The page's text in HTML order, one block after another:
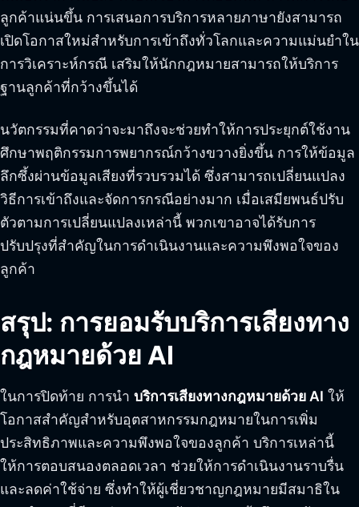
ลูกค้าแน่นขึ้น การเสนอการบริการหลายภาษายังสามารถ
เปิดโอกาสใหม่สำหรับการเข้าถึงทั่วโลกและความแม่นยำใน
การวิเคราะห์กรณี เสริมให้นักกฎหมายสามารถให้บริการ
ฐานลูกค้าที่กว้างขึ้นได้
นวัตกรรมที่คาดว่าจะมาถึงจะช่วยทำให้การประยุกต์ใช้งาน
ศึกษาพฤติกรรมการพยากรณ์กว้างขวางยิ่งขึ้น การให้ข้อมูล
ลึกซึ้งผ่านข้อมูลเสียงที่รวบรวมได้ ซึ่งสามารถเปลี่ยนแปลง
วิธีการเข้าถึงและจัดการกรณีอย่างมาก เมื่อเสมียพนธ์ปรับ
ตัวตามการเปลี่ยนแปลงเหล่านี้ พวกเขาอาจได้รับการ
ปรับปรุงที่สำคัญในการดำเนินงานและความพึงพอใจของ
ลูกค้า
สรุป: การยอมรับบริการเสียงทาง
กฎหมายด้วย AI
ในการปิดท้าย การนำ บริการเสียงทางกฎหมายด้วย AI ให้
โอกาสสำคัญสำหรับอุตสาหกรรมกฎหมายในการเพิ่ม
ประสิทธิภาพและความพึงพอใจของลูกค้า บริการเหล่านี้
ให้การตอบสนองตลอดเวลา ช่วยให้การดำเนินงานราบรื่น
และลดค่าใช้จ่าย ซึ่งทำให้ผู้เชี่ยวชาญกฎหมายมีสมาธิใน